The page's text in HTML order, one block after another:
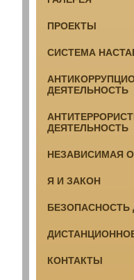
ПРОЕКТЫ
СИСТЕМА
ДЕЯТЕЛЬНОСТЬ
ДЕЯТЕЛЬНОСТЬ
НЕЗАВИСИМАЯ
Я И ЗАКОН
БЕЗОПАСНОСТЬ
КОНТАКТЫ